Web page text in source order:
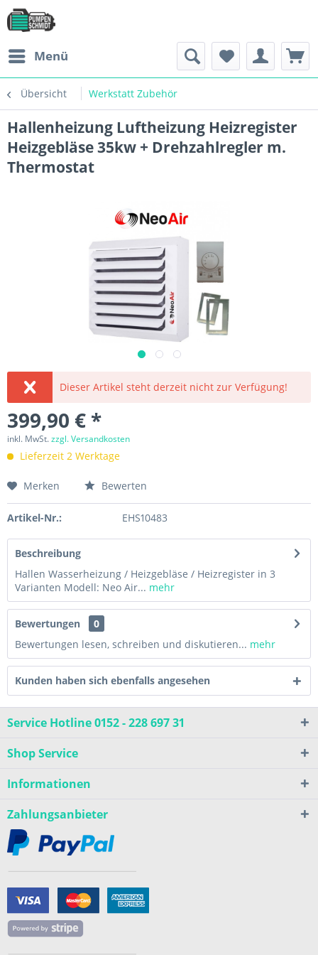
Menü
Übersicht Werkstatt Zubehör
Hallenheizung Luftheizung Heizregister
Heizgebläse 35kw + Drehzahlregler m.
Thermostat
Dieser Artikel steht derzeit nicht zur Verfügung!
399,90 € *
inkl. MwSt.zzgl. Versandkosten
Lieferzeit 2 Werktage
Merken Bewerten
Artikel-Nr.: EHS10483
Beschreibung
Hallen Wasserheizung / Heizgebläse / Heizregister in 3
Varianten Modell: Neo Air... mehr
Bewertungen
0
Bewertungen lesen, schreiben und diskutieren... mehr
Kunden haben sich ebenfalls angesehen
Service Hotline 0152 - 228 697 31
Shop Service
Informationen
Zahlungsanbieter